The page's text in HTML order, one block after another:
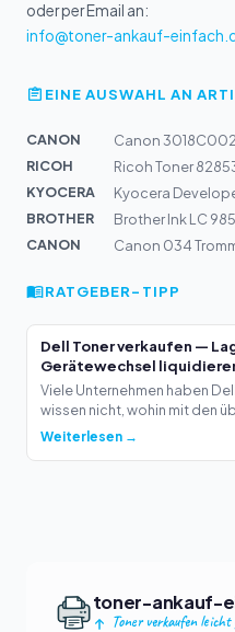
oder per Email an:
info@toner-ankauf-
EINE AUSWAHL AN
CANON
Canon
RICOH
Ricoh Toner
KYOCERA
BROTHER
Brother Ink LC
CANON
RATGEBER-TIPP
Dell Toner verkaufen —
Gerätewechsel
Viele Unternehmen haben
wissen nicht, wohin mit den
Weiterlesen →
toner-ankauf-
Toner verkaufen leicht